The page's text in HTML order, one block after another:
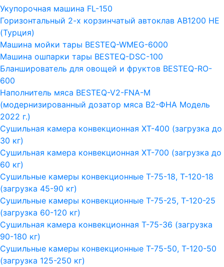
Укупорочная машина FL-150
Горизонтальный 2-х корзинчатый автоклав АВ1200 HE
(Турция)
Машина мойки тары BESTEQ-WMEG-6000
Машина ошпарки тары BESTEQ-DSC-100
Бланширователь для овощей и фруктов BESTEQ-RO-
600
Наполнитель мяса BESTEQ-V2-FNA-M
(модернизированный дозатор мяса В2-ФНА Модель
2022 г.)
Сушильная камера конвекционная ХТ-400 (загрузка до
30 кг)
Сушильная камера конвекционная ХТ-700 (загрузка до
60 кг)
Сушильные камеры конвекционные Т-75-18, Т-120-18
(загрузка 45-90 кг)
Сушильные камеры конвекционные Т-75-25, Т-120-25
(загрузка 60-120 кг)
Сушильная камера конвекционная Т-75-36 (загрузка
90-180 кг)
Сушильные камеры конвекционные Т-75-50, Т-120-50
(загрузка 125-250 кг)